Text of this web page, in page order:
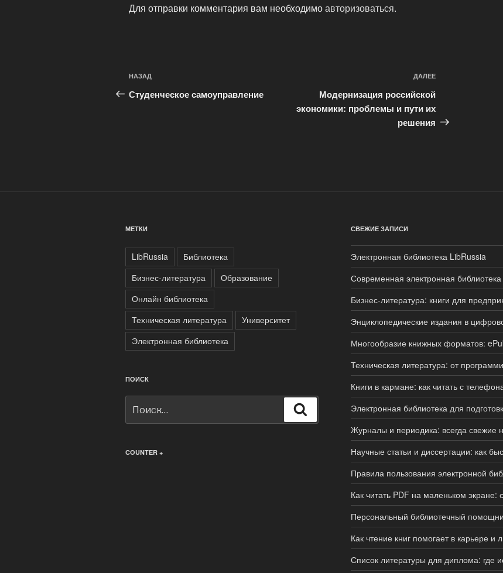
Для отправки комментария вам необходимоавторизоваться.
Навигация
по
Предыдущая
запись:
НАЗАД
Студенческое самоуправление
ДАЛЕЕ
Модернизация российской
экономики: проблемы и пути их
решения
МЕТКИ
LibRussia
Библиотека
Бизнес-литература
Образование
Онлайн библиотека
Техническая литература
Университет
Электронная библиотека
ПОИСК
COUNTER +
СВЕЖИЕ ЗАПИСИ
Электронная библиотека LibRussia
Современная электронная библиотека
Бизнес-литература: книги для
Энциклопедические издания в
Многообразие книжных форматов:
Техническая литература: от
Книги в кармане: как читать с
Электронная библиотека для
Журналы и периодика: всегда свежие
Научные статьи и диссертации: как
Правила пользования электронной
Как читать PDF на маленьком экране:
Персональный библиотечный
Как чтение книг помогает в карьере и
Список литературы для диплома: где